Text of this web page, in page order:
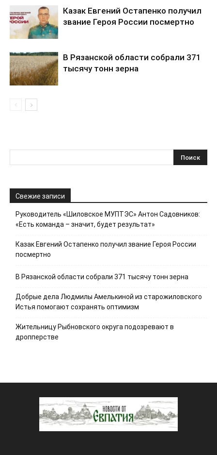
Казак Евгений Остапенко получил
звание Героя России посмертно
В Рязанской области собрали 371
тысячу тонн зерна
Свежие записи
Руководитель «Шиловское МУПТЭС» Антон Садовников:
«Есть команда – значит, будет результат»
Казак Евгений Остапенко получил звание Героя России
посмертно
В Рязанской области собрали 371 тысячу тонн зерна
Добрые дела Людмилы Амелькиной из старожиловского
Истья помогают сохранять оптимизм
Жительницу Рыбновского округа подозревают в
дропперстве